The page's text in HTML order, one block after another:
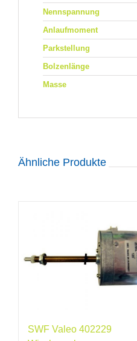
Nennspannung
Anlaufmoment
Parkstellung
Bolzenlänge
Masse
Ähnliche Produkte
SWF Valeo 402229